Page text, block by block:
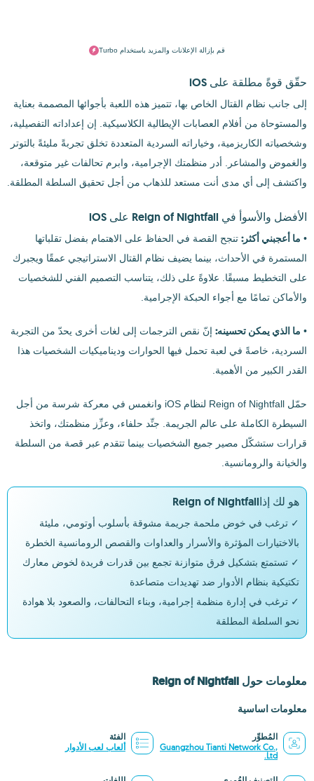
قم بإزالة الإعلانات والمزيد باستخدام Turbo
حقّق قوةً مطلقة على iOS
إلى جانب نظام القتال الخاص بها، تتميز هذه اللعبة بأجوائها المصممة بعناية
والمستوحاة من أفلام العصابات الإيطالية الكلاسيكية. إن إعداداته التفصيلية،
وشخصياته الكاريزمية، وخياراته السردية المتعددة تخلق تجربةً مليئةً بالتوتر
والغموض والمشاعر. أدر منظمتك الإجرامية، وابرم تحالفات غير متوقعة،
واكتشف إلى أي مدى أنت مستعد للذهاب من أجل تحقيق السلطة المطلقة.
الأفضل والأسوأ في Reign of Nightfall على iOS
• ما أعجبني أكثر: تنجح القصة في الحفاظ على الاهتمام بفضل تقلباتها
المستمرة في الأحداث، بينما يضيف نظام القتال الاستراتيجي عمقًا ويجبرك
على التخطيط مسبقًا. علاوةً على ذلك، يتناسب التصميم الفني للشخصيات
والأماكن تمامًا مع أجواء الحبكة الإجرامية.
• ما الذي يمكن تحسينه: إنّ نقص الترجمات إلى لغات أخرى يحدّ من التجربة
السردية، خاصةً في لعبة تحمل فيها الحوارات وديناميكيات الشخصيات هذا
القدر الكبير من الأهمية.
حمّل Reign of Nightfall لنظام iOS وانغمس في معركة شرسة من أجل
السيطرة الكاملة على عالم الجريمة. جنِّد حلفاء، وعزِّز منظمتك، واتخذ
قرارات ستشكّل مصير جميع الشخصيات بينما تتقدم عبر قصة من السلطة
والخيانة والرومانسية.
هو لك إذاReign of Nightfall
✓ ترغب في خوض ملحمة جريمة مشوقة بأسلوب أوتومي، مليئة
بالاختيارات المؤثرة والأسرار والعداوات والقصص الرومانسية الخطرة
✓ تستمتع بتشكيل فرق متوازنة تجمع بين قدرات فريدة لخوض معارك
تكتيكية بنظام الأدوار ضد تهديدات متصاعدة
✓ ترغب في إدارة منظمة إجرامية، وبناء التحالفات، والصعود بلا هوادة
نحو السلطة المطلقة
معلومات حول Reign of Nightfall
معلومات اساسية
المُطوِّر
Guangzhou Tianti Network Co.,
Ltd.
الفئة
ألعاب لعب الأدوار